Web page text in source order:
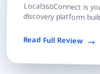
Local360Connect is
discovery platform
Read Full Review